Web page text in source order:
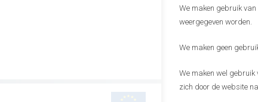
StartupDelta.
jaar,
Jointsphere in
TropIQ, Sit &
We maken gebruik van
weergegeven worden.
We maken geen
We maken wel gebruik
zich door de website